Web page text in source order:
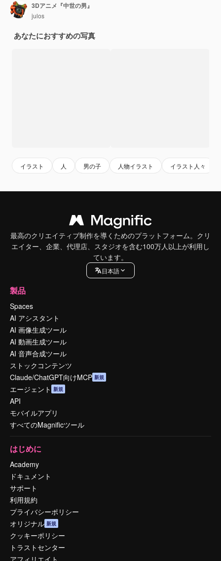
3Dアニメ『中世の男』
julos
あなたにおすすめの写真
イラスト 人 男の子 人物イラスト イラスト人々
最高のクリエイティブ制作を導くためのプラットフォーム。クリ
エイター、企業、代理店、スタジオを含む100万人以上が利用し
ています。
日本語
製品
Spaces
AI アシスタント
AI 画像生成ツール
AI 動画生成ツール
AI 音声合成ツール
ストックコンテンツ
Claude/ChatGPT向けMCP 新規
エージェント 新規
API
モバイルアプリ
すべてのMagnificツール
はじめに
Academy
ドキュメント
サポート
利用規約
プライバシーポリシー
オリジナル 新規
クッキーポリシー
トラストセンター